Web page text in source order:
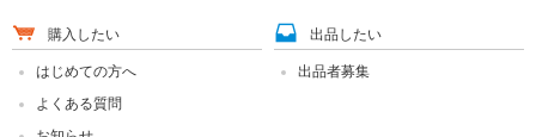
購入したい
はじめての方へ
よくある質問
出品したい
出品者募集